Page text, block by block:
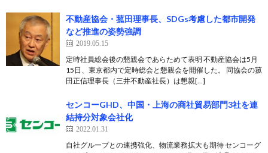
不動産協会・菰田理事長、SDGs考慮した都市開発
など推進の姿勢強調
2019.05.15
定時社員総会後の懇親会であらためて表明 不動産協会は5月
15日、東京都内で定時総会と懇親会を開催した。 同協会の菰
田正信理事長（三井不動産社長）は懇親[…]
センコーGHD、中国・上海の商社貿易部門3社を連
結持分対象会社化
2022.01.31
自社グループとの連携強化、物流業務拡大も期待 センコーグ